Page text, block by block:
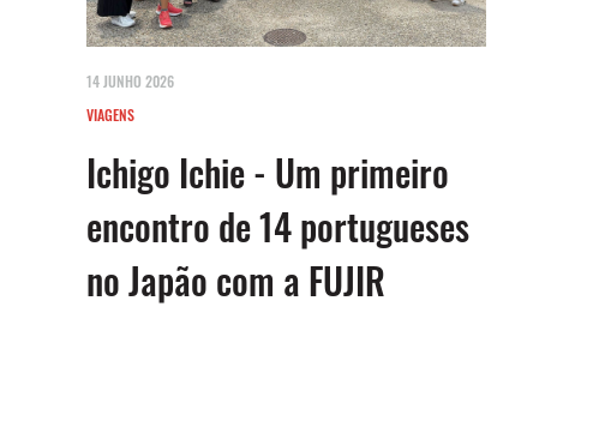
14 JUNHO 2026
VIAGENS
Ichigo Ichie - Um primeiro
encontro de 14 portugueses
no Japão com a FUJIR